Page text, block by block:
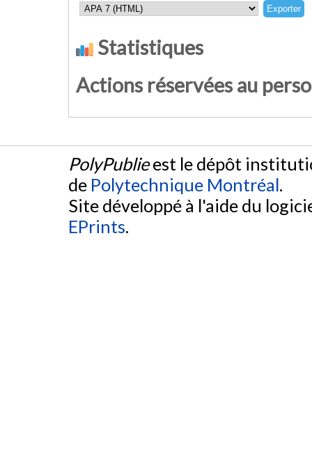
Statistiques
Actions réservées au
PolyPublieest le dépôt
de Polytechnique Montréal.
Site développé à l'aide du
EPrints.